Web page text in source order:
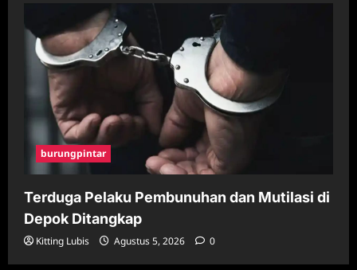
burungpintar
Terduga Pelaku Pembunuhan dan Mutilasi di
Depok Ditangkap
Kitting Lubis Agustus 5, 2026 0